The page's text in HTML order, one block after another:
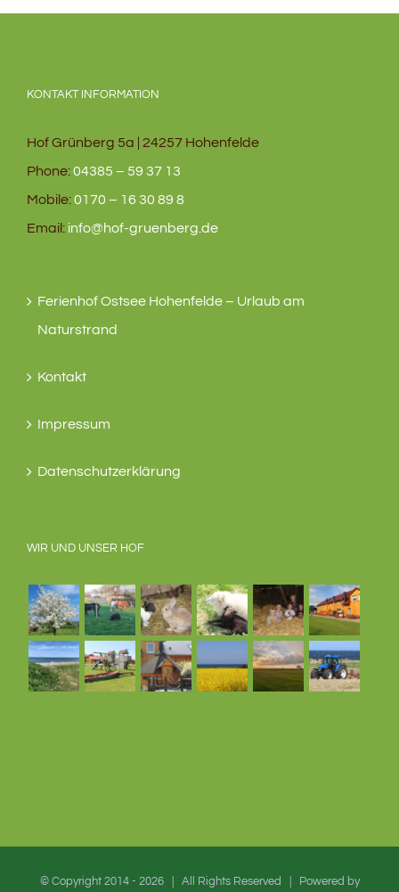
KONTAKT INFORMATION
Hof Grünberg 5a | 24257 Hohenfelde
Phone:04385 – 59 37 13
Mobile:0170 – 16 30 89 8
Email: info@hof-gruenberg.de
Ferienhof Ostsee Hohenfelde – Urlaub am
Naturstrand
Kontakt
Impressum
Datenschutzerklärung
WIR UND UNSER HOF
© Copyright 2014 - 2026 | All Rights Reserved | Powered by